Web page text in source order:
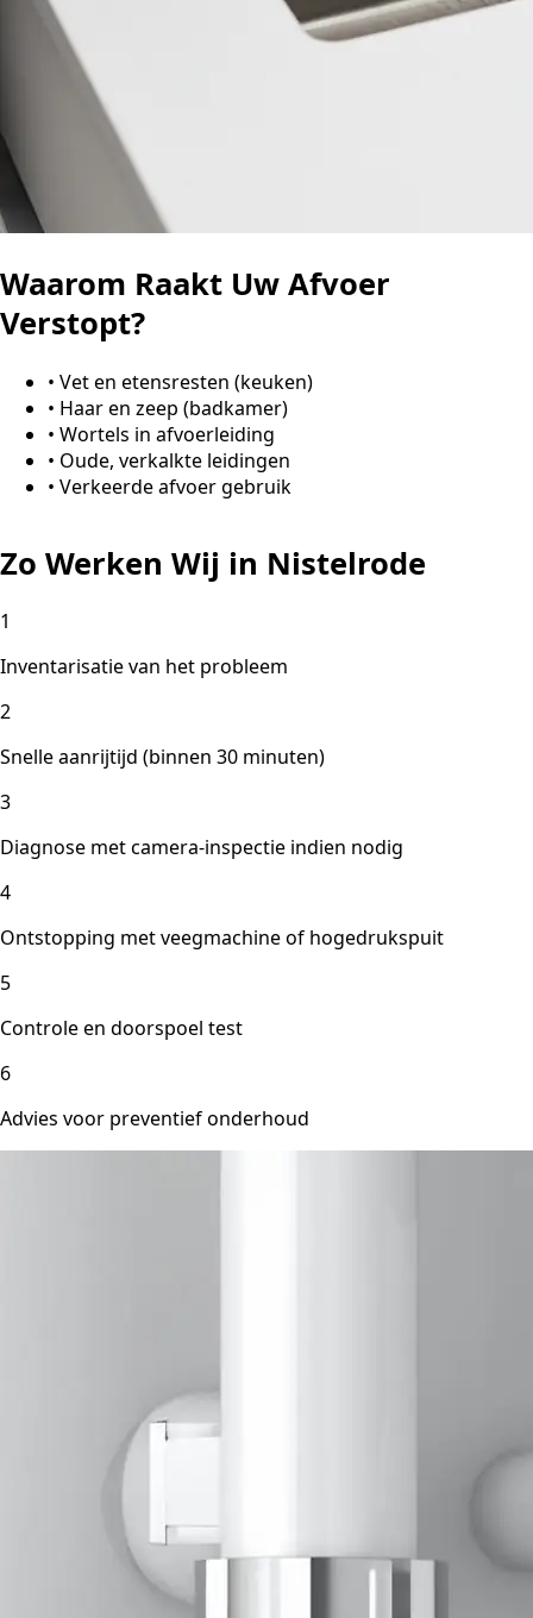
Waarom Raakt Uw Afvoer
Verstopt?
• Vet en etensresten (keuken)
• Haar en zeep (badkamer)
• Wortels in afvoerleiding
• Oude, verkalkte leidingen
• Verkeerde afvoer gebruik
Zo Werken Wij in Nistelrode
1
Inventarisatie van het probleem
2
Snelle aanrijtijd (binnen 30 minuten)
3
Diagnose met camera-inspectie indien nodig
4
Ontstopping met veegmachine of hogedrukspuit
5
Controle en doorspoel test
6
Advies voor preventief onderhoud